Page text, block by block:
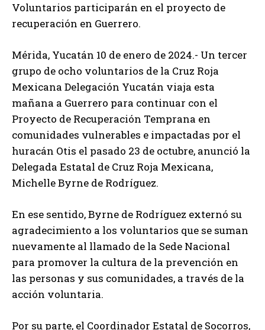
Voluntarios participarán en el proyecto de
recuperación en Guerrero.
Mérida, Yucatán 10 de enero de 2024.- Un tercer
grupo de ocho voluntarios de la Cruz Roja
Mexicana Delegación Yucatán viaja esta
mañana a Guerrero para continuar con el
Proyecto de Recuperación Temprana en
comunidades vulnerables e impactadas por el
huracán Otis el pasado 23 de octubre, anunció la
Delegada Estatal de Cruz Roja Mexicana,
Michelle Byrne de Rodríguez.
En ese sentido, Byrne de Rodríguez externó su
agradecimiento a los voluntarios que se suman
nuevamente al llamado de la Sede Nacional
para promover la cultura de la prevención en
las personas y sus comunidades, a través de la
acción voluntaria.
Por su parte, el Coordinador Estatal de Socorros,